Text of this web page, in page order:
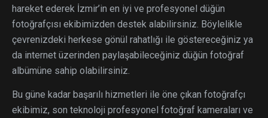
hareket ederek İzmir’in en iyi ve profesyonel düğün
fotoğrafçısı ekibimizden destek alabilirsiniz. Böylelikle
çevrenizdeki herkese gönül rahatlığı ile göstereceğiniz ya
da internet üzerinden paylaşabileceğiniz düğün fotoğraf
albümüne sahip olabilirsiniz.
Bu güne kadar başarılı hizmetleri ile öne çıkan fotoğrafçı
ekibimiz, son teknoloji profesyonel fotoğraf kameraları ve